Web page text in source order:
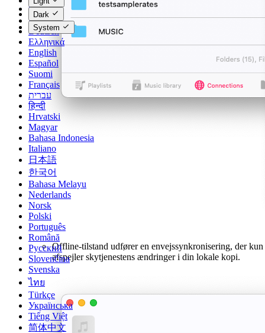
Čeština
Dansk
Deutsch
Ελληνικά
English
Español
Suomi
Français
עברית
हिन्दी
Hrvatski
Magyar
Bahasa Indonesia
Italiano
日本語
한국어
Bahasa Melayu
Nederlands
Norsk
Polski
Português
Română
Русский
Slovenčina
Svenska
ไทย
Türkçe
Українська
Tiếng Việt
简体中文
Dark
System
Offline-tilstand udfører en envejssynkronisering, der kun
afspejler skytjenestens ændringer i din lokale kopi.